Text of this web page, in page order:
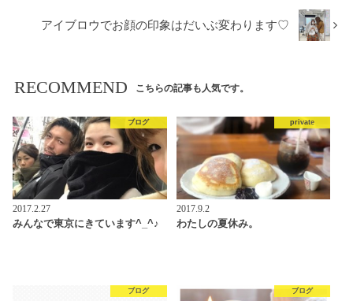
アイブロウでお顔の印象はだいぶ変わります♡
RECOMMEND こちらの記事も人気です。
ブログ
2017.2.27
みんなで東京にきています^_^♪
private
2017.9.2
わたしの夏休み。
ブログ ブログ